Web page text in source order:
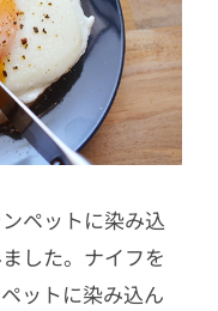
ペットに染み込
した。ナイフを
ットに染み込ん